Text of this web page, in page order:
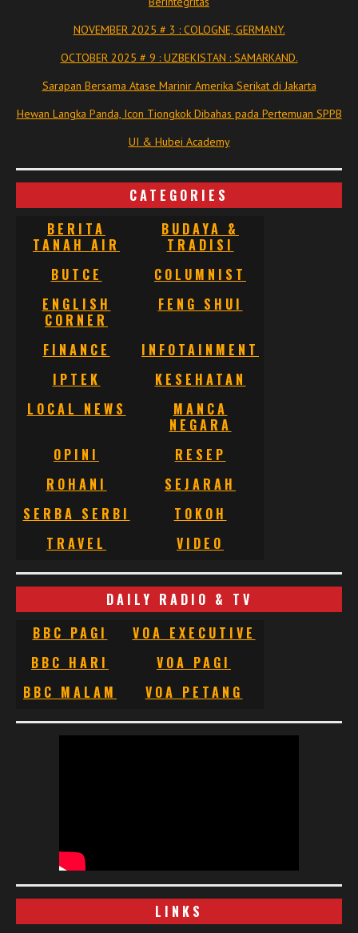
NOVEMBER 2025 # 3 : COLOGNE, GERMANY.
OCTOBER 2025 # 9 : UZBEKISTAN : SAMARKAND.
Sarapan Bersama Atase Marinir Amerika Serikat di Jakarta
Hewan Langka Panda, Icon Tiongkok Dibahas pada Pertemuan SPPB
UI & Hubei Academy
CATEGORIES
BERITA
TANAH AIR
BUDAYA &
TRADISI
BUTCE
COLUMNIST
ENGLISH
CORNER
FENG SHUI
FINANCE
INFOTAINMENT
IPTEK
KESEHATAN
LOCAL NEWS
MANCA
NEGARA
OPINI
RESEP
ROHANI
SEJARAH
SERBA SERBI
TOKOH
TRAVEL
VIDEO
DAILY RADIO & TV
BBC PAGI
VOA EXECUTIVE
BBC HARI
VOA PAGI
BBC MALAM
VOA PETANG
LINKS